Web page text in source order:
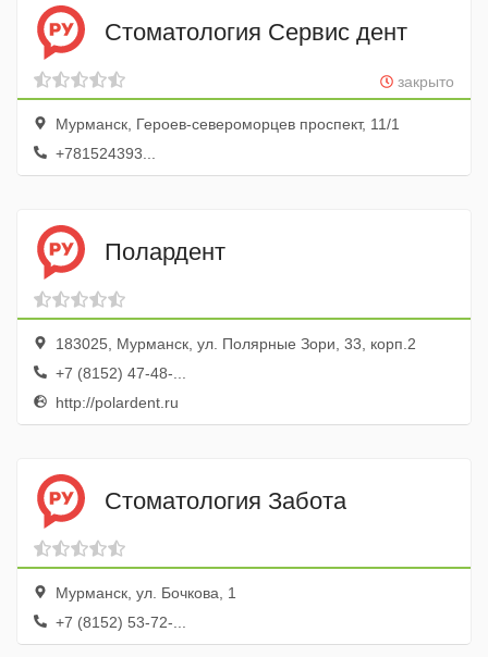
Стоматология Сервис дент
закрыто
Мурманск, Героев-североморцев проспект, 11/1
+781524393...
Полардент
183025, Мурманск, ул. Полярные Зори, 33, корп.2
+7 (8152) 47-48-...
http://polardent.ru
Стоматология Забота
Мурманск, ул. Бочкова, 1
+7 (8152) 53-72-...